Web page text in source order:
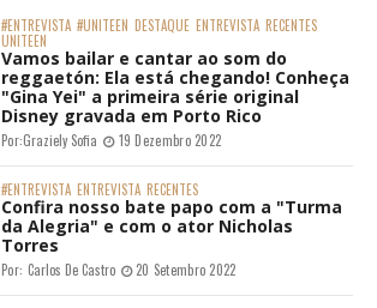
#ENTREVISTA #UNITEEN DESTAQUE ENTREVISTA RECENTES
UNITEEN
Vamos bailar e cantar ao som do
reggaetón: Ela está chegando! Conheça
"Gina Yei" a primeira série original
Disney gravada em Porto Rico
Por:Graziely Sofia 19 Dezembro 2022
#ENTREVISTA ENTREVISTA RECENTES
Confira nosso bate papo com a "Turma
da Alegria" e com o ator Nicholas
Torres
Por: Carlos De Castro 20 Setembro 2022